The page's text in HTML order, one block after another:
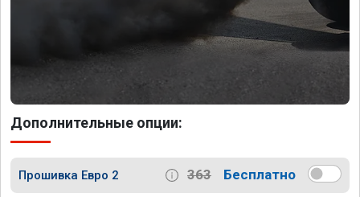
Дополнительные опции:
Прошивка Евро 2 363 Бесплатно